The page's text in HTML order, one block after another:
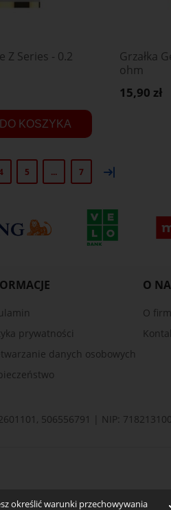
określić warunki przechowywania
Z Series - 0.2
DO KOSZYKA
Grzałka
ohm
15,90 zł
5 ... 7 »
prywatności
danych osobowych
O
O
, 506556791 | NIP: